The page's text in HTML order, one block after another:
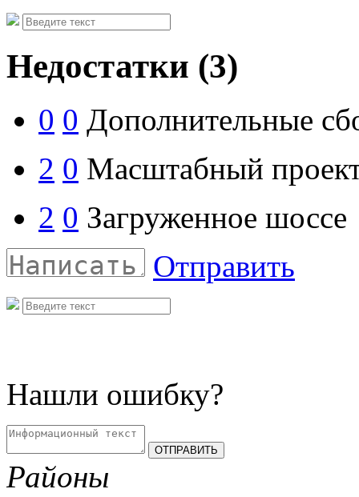
Недостатки (3)
0 0 Дополнительные
2 0 Масштабный
2 0 Загруженное шоссе
Отправить
Нашли ошибку?
Районы